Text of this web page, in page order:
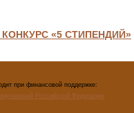
«5 СТИПЕНДИЙ»
при финансовой поддержке:
Российской Федерации